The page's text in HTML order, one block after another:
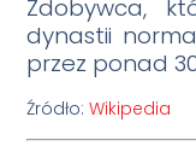
Zdobywca,
dynastii
przez ponad
Źródło:Wikipedia